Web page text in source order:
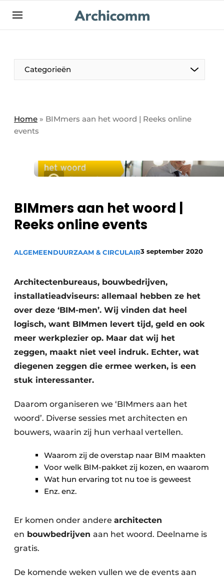
NL be-FR
Categorieën
Home » BIMmers aan het woord | Reeks online
events
BIMmers aan het woord |
Reeks online events
ALGEMEENDUURZAAM & CIRCULAIR3 september 2020
Architectenbureaus, bouwbedrijven,
installatieadviseurs: allemaal hebben ze het
over deze ‘BIM-men’. Wij vinden dat heel
logisch, want BIMmen levert tijd, geld en ook
meer werkplezier op. Maar dat wij het
zeggen, maakt niet veel indruk. Echter, wat
diegenen zeggen die ermee werken, is een
stuk interessanter.
Daarom organiseren we ‘BIMmers aan het
woord’. Diverse sessies met architecten en
bouwers, waarin zij hun verhaal vertellen.
Waarom zij de overstap naar BIM maakten
Voor welk BIM-pakket zij kozen, en waarom
Wat hun ervaring tot nu toe is geweest
Enz. enz.
Er komen onder andere architecten
en bouwbedrijven aan het woord. Deelname is
gratis.
De komende weken vullen we de events aan